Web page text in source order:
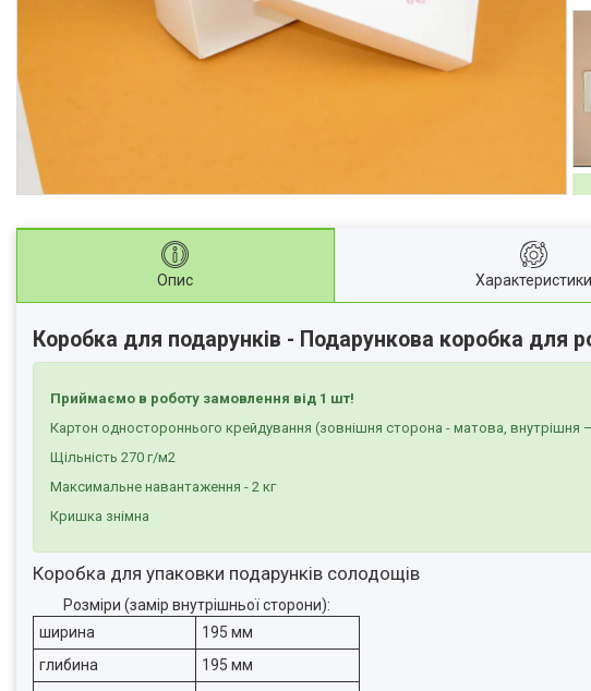
Опис Характеристики
Коробка для подарунків - Подарункова коробка для
Приймаємо в роботу замовлення від 1 шт!
Картон одностороннього крейдування (зовнішня сторона - матова, внутрішня
Щільність 270 г/м2
Максимальне навантаження - 2 кг
Кришка знімна
Коробка для упаковки подарунків солодощів
Розміри (замір внутрішньої сторони):
ширина
195 мм
глибина
195 мм